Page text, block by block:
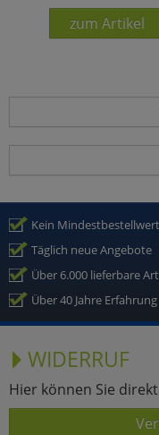
zum Artikel
Kein Mindestbestellwert
Täglich neue Angebote
Über 6.000 lieferbare
Über 40 Jahre Erfahrung
WIDERRUF
Hier können Sie